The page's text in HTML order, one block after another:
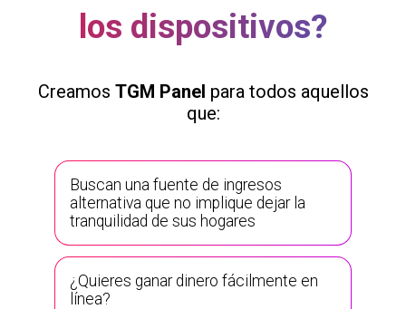
los dispositivos?
Creamos TGM Panel para todos aquellos
que:
Buscan una fuente de ingresos
alternativa que no implique dejar la
tranquilidad de sus hogares
¿Quieres ganar dinero fácilmente en
línea?